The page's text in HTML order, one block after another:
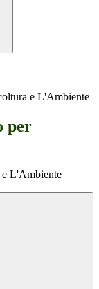
e L'Ambiente
per
e L'Ambiente